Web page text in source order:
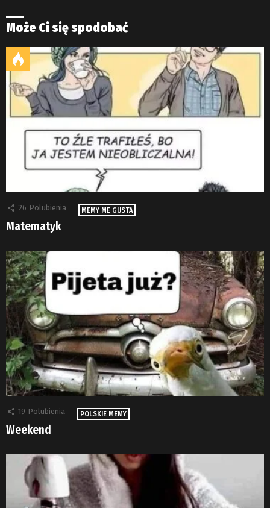
Może Ci się spodobać
26 Polubienia MEMY ME GUSTA
Matematyk
19 Polubienia POLSKIE MEMY
Weekend